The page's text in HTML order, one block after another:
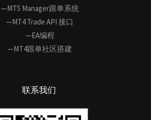
—MT5 Manager跟单系统
—MT4 Trade API 接口
—EA编程
—MT4跟单社区搭建
联系我们